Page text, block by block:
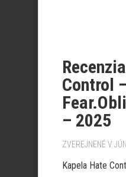
Control
– 2025
ZVEREJNENÉ V
Kapela Hate